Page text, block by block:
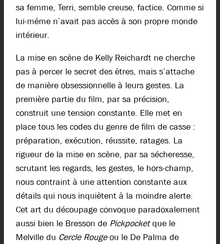
sa femme, Terri, semble creuse, factice. Comme si
lui-même n’avait pas accès à son propre monde
intérieur.
La mise en scène de Kelly Reichardt ne cherche
pas à percer le secret des êtres, mais s’attache
de manière obsessionnelle à leurs gestes. La
première partie du film, par sa précision,
construit une tension constante. Elle met en
place tous les codes du genre de film de casse :
préparation, exécution, réussite, ratages. La
rigueur de la mise en scène, par sa sécheresse,
scrutant les regards, les gestes, le hors-champ,
nous contraint à une attention constante aux
détails qui nous inquiètent à la moindre alerte.
Cet art du découpage convoque paradoxalement
aussi bien le Bresson de Pickpocketque le
Melville du Cercle Rougeou le De Palma de